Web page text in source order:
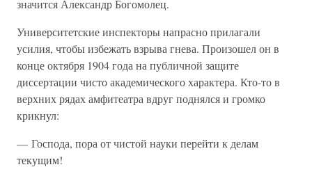
значится Александр Богомолец.
Университетские инспекторы напрасно прилагали
усилия, чтобы избежать взрыва гнева. Произошел он в
конце октября 1904 года на публичной защите
диссертации чисто академического характера. Кто-то в
верхних рядах амфитеатра вдруг поднялся и громко
крикнул:
— Господа, пора от чистой науки перейти к делам
текущим!